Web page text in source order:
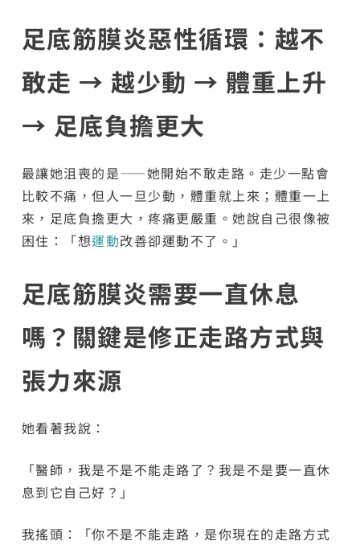
足底筋膜炎惡性循環：越不
敢走 → 越少動 → 體重上升
→ 足底負擔更大
最讓她沮喪的是——她開始不敢走路。走少一點會
比較不痛，但人一旦少動，體重就上來；體重一上
來，足底負擔更大，疼痛更嚴重。她說自己很像被
困住：「想運動改善卻運動不了。」
足底筋膜炎需要一直休息
嗎？關鍵是修正走路方式與
張力來源
她看著我說：
「醫師，我是不是不能走路了？我是不是要一直休
息到它自己好？」
我搖頭：「你不是不能走路，是你現在的走路方式